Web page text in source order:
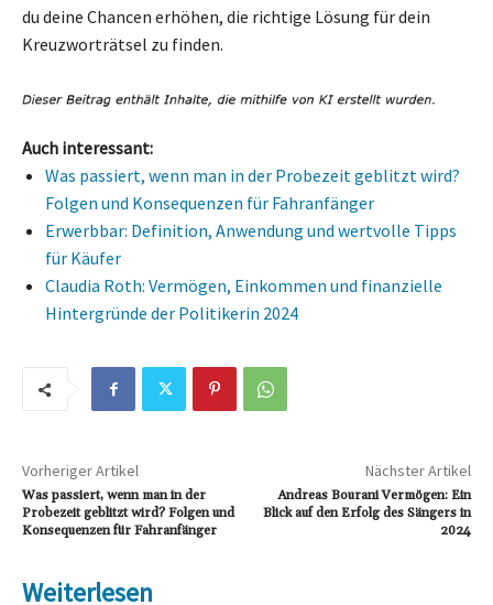
du deine Chancen erhöhen, die richtige Lösung für dein
Kreuzworträtsel zu finden.
Auch interessant:
Was passiert, wenn man in der Probezeit geblitzt wird?
Folgen und Konsequenzen für Fahranfänger
Erwerbbar: Definition, Anwendung und wertvolle Tipps
für Käufer
Claudia Roth: Vermögen, Einkommen und finanzielle
Hintergründe der Politikerin 2024
Vorheriger Artikel
Was passiert, wenn man in der
Probezeit geblitzt wird? Folgen und
Konsequenzen für Fahranfänger
Nächster Artikel
Andreas Bourani Vermögen: Ein
Blick auf den Erfolg des Sängers in
2024
Weiterlesen